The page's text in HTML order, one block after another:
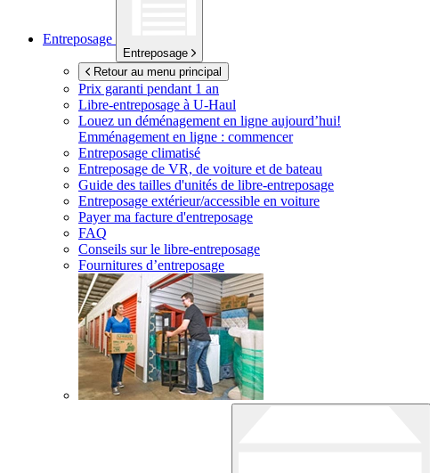
Entreposage
Entreposage
Retour au menu principal
Prix garanti pendant 1 an
Libre-entreposage à U-Haul
Louez un déménagement en ligne aujourd’hui!
Emménagement en ligne : commencer
Entreposage climatisé
Entreposage de VR, de voiture et de bateau
Guide des tailles d'unités de libre-entreposage
Entreposage extérieur/accessible en voiture
Payer ma facture d'entreposage
FAQ
Conseils sur le libre-entreposage
Fournitures d’entreposage